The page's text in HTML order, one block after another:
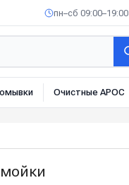
пн–сб 09:00–19:00
Очистные АРОС